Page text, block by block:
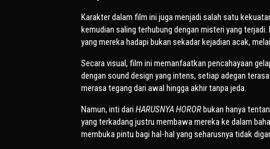
Karakter dalam film ini juga menjadi salah satu
kemudian saling terhubung dengan misteri yang
yang mereka hadapi bukan sekadar kejadian acak,
Secara visual, film ini memanfaatkan pencahayaan
dengan sound design yang intens, setiap adegan
merasa tegang dari awal hingga akhir tanpa jeda.
Namun, inti dari HARUSNYA HORORbukan hanya
yang terkadang justru membawa mereka ke dalam
membuka pintu bagi hal-hal yang seharusnya tidak